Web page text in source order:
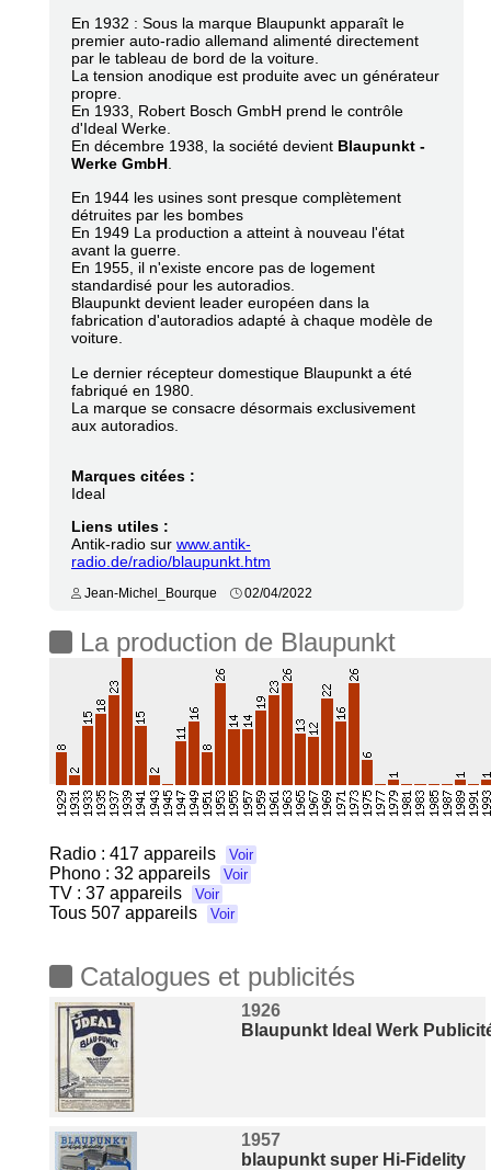
En 1932 : Sous la marque Blaupunkt apparaît le
premier auto-radio allemand alimenté directement
par le tableau de bord de la voiture.
La tension anodique est produite avec un générateur
propre.
En 1933, Robert Bosch GmbH prend le contrôle
d'Ideal Werke.
En décembre 1938, la société devient Blaupunkt -
Werke GmbH
En 1944 les usines sont presque complètement
détruites par les bombes
En 1949 La production a atteint à nouveau l'état
avant la guerre.
En 1955, il n'existe encore pas de logement
standardisé pour les autoradios.
Blaupunkt devient leader européen dans la
fabrication d'autoradios adapté à chaque modèle de
voiture.
Le dernier récepteur domestique Blaupunkt a été
fabriqué en 1980.
La marque se consacre désormais exclusivement
aux autoradios.
Marques citées :
Ideal
Liens utiles :
Antik-radio sur www.antik-
radio.de/radio/blaupunkt.htm
Jean-Michel_Bourque 02/04/2022
La production de Blaupunkt
Radio : 417 appareils Voir
Phono : 32 appareils Voir
TV : 37 appareils Voir
Tous 507 appareils Voir
Catalogues et publicités
1926
Blaupunkt Ideal Werk
1957
blaupunkt super Hi-Fidelity